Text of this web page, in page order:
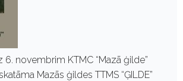
6. novembrim KTMC “Mazā ģilde”
Mazās ģildes TTMS “ĢILDE”